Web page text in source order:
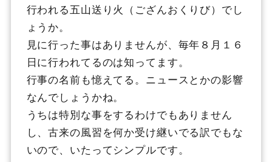
行われる五山送り火（ござんおくりび）でし
ょうか。
見に行った事はありませんが、毎年８月１６
日に行われてるのは知ってます。
行事の名前も憶えてる。ニュースとかの影響
なんでしょうかね。
うちは特別な事をするわけでもありません
し、古来の風習を何か受け継いでる訳でもな
いので、いたってシンプルです。